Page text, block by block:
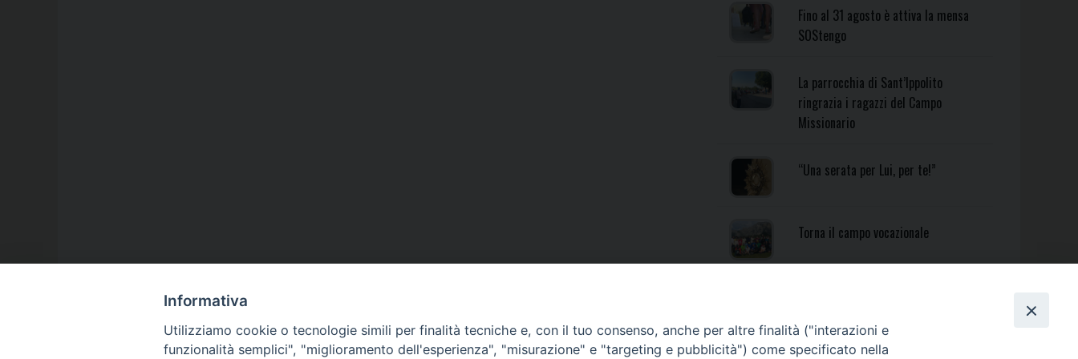
Fino al 31 agosto è attiva la mensa
SOStengo
La parrocchia di Sant’Ippolito
ringrazia i ragazzi del Campo
Missionario
“Una serata per Lui, per te!”
Torna il campo vocazionale
Informativa
Utilizziamo cookie o tecnologie simili per finalità tecniche e, con il tuo consenso, anche per altre finalità ("interazioni e
funzionalità semplici", "miglioramento dell'esperienza", "misurazione" e "targeting e pubblicità") come specificato nella